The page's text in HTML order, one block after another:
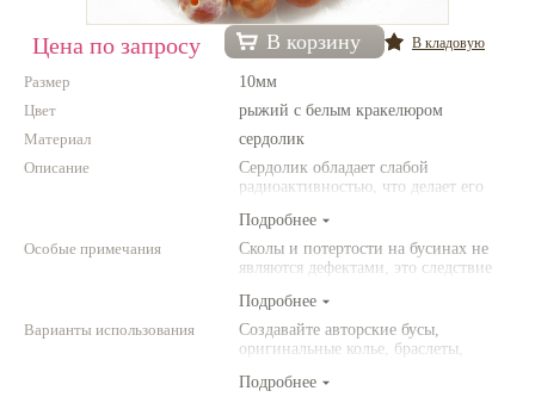
Нетемнеющая фурнитура
Всё для вышивки
Натуральные камни
Цена по запросу В корзину В кладовую
Размер
10мм
Цвет
рыжий с белым кракелюром
Материал
сердолик
Описание
Сердолик обладает слабой
радиоактивностью, что делает его
нарывов и лечении других кожных
заболеваний. Сердолиик укрепляет
иммунную систему. Сердолик
стимулирует сексуальную энергию
человека и делает его
привлекательным для
противоположного пола.
Подробнее
Особые примечания
Сколы и потертости на бусинах не
являются дефектами, это следствие
природного камня. Цвет и размер
товара может отличаться от
представленных на фото.
Подробнее
Варианты использования
Создавайте авторские бусы,
оригинальные колье, браслеты,
Комбинируйте различные цвета и
Подробнее